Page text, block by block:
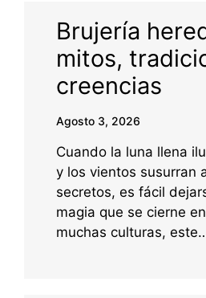
Brujería
mitos,
creencias
Agosto 3, 2026
Cuando la luna llena
y los vientos susurran
secretos, es fácil
magia que se cierne
muchas culturas,